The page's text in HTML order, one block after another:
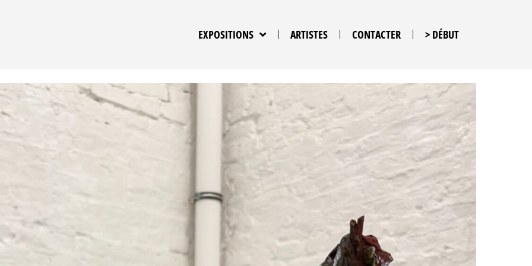
EXPOSITIONS ARTISTES CONTACTER > DÉBUT